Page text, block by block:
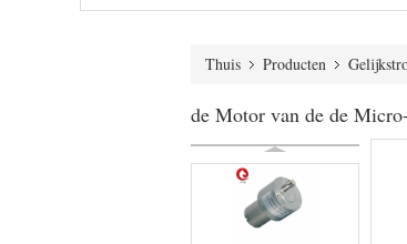
Thuis Producten
de Motor van de de